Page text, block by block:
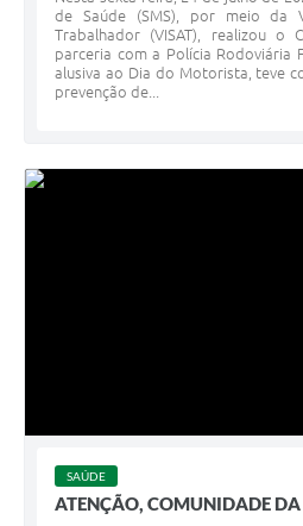
de Saúde (SMS), por meio da
Trabalhador (VISAT), realizou o
parceria com a Polícia Rodoviária
alusiva ao Dia do Motorista, teve
prevenção de...
SAÚDE
ATENÇÃO, COMUNIDADE DA